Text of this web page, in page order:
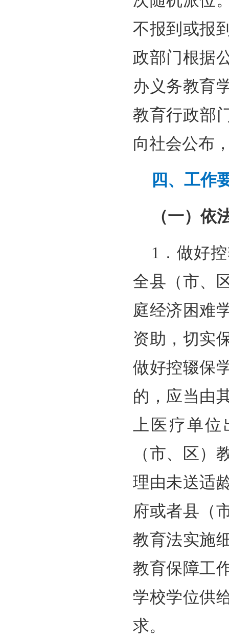
不报到或报
政部门根据
办义务教育
教育行政部
向社会公布
四、工作
（一）依
1．做好
全县（市、
庭经济困难
资助，切实
做好控辍保
的，应当由
上医疗单
（市、区）
理由未送适
府或者县（
教育法实施
教育保障工
学校学位供
求。